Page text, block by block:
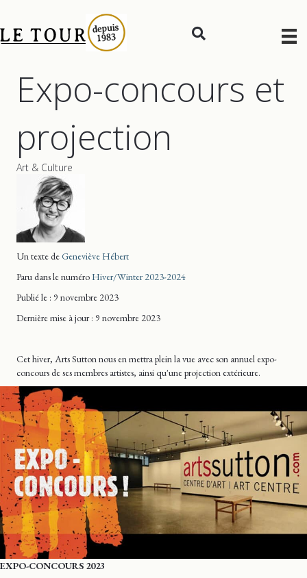
Expo-concours et
projection
Art & Culture
Un texte deGeneviève Hébert
Paru dans le numéroHiver/Winter 2023-2024
Publié le : 9 novembre 2023
Dernière mise à jour: 9 novembre 2023
Cet hiver, Arts Sutton nous en mettra plein la vue avec son annuel expo-
concours de ses membres artistes, ainsi qu'une projection extérieure.
EXPO-CONCOURS 2023